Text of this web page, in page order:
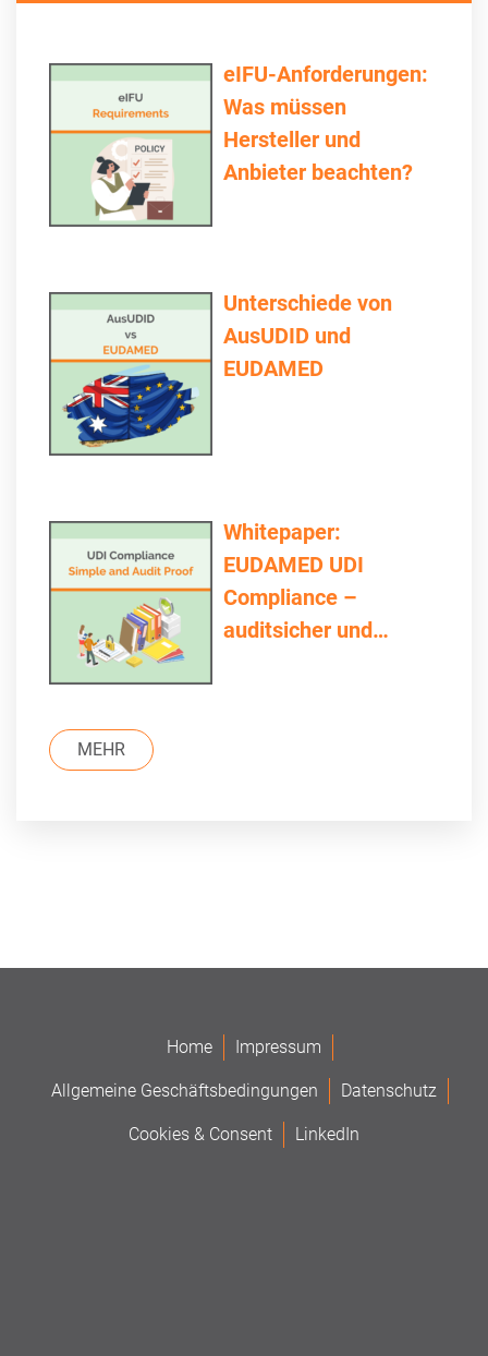
eIFU-Anforderungen:
Was müssen
Hersteller und
Anbieter beachten?
Unterschiede von
AusUDID und
EUDAMED
Whitepaper:
EUDAMED UDI
Compliance –
auditsicher und
MEHR
Home Impressum
Allgemeine Geschäftsbedingungen Datenschutz
Cookies & Consent LinkedIn